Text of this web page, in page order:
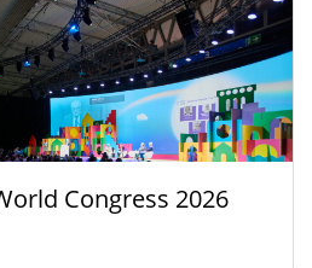
Congress 2026